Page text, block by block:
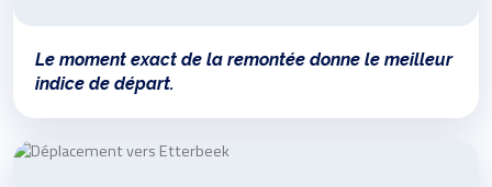
Le moment exact de la remontée donne le meilleur
indice de départ.